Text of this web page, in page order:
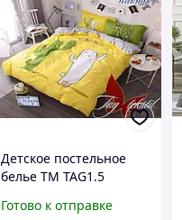
Детское постельное
белье ТМ TAG1.5
Готово к отправке